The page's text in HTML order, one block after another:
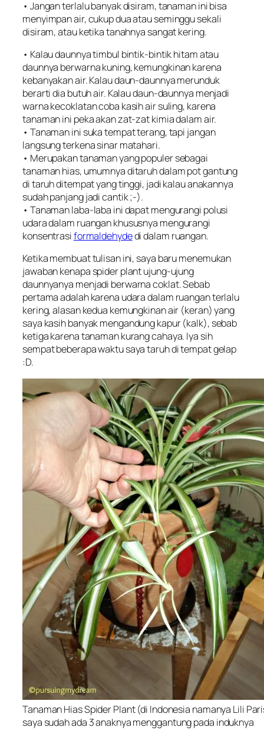
• Jangan terlalu banyak disiram, tanaman ini bisa
menyimpan air, cukup dua atau seminggu sekali
disiram, atau ketika tanahnya sangat kering.
• Kalau daunnya timbul bintik-bintik hitam atau
daunnya berwarna kuning, kemungkinan karena
kebanyakan air. Kalau daun-daunnya merunduk
berarti dia butuh air. Kalau daun-daunnya menjadi
warna kecoklatan coba kasih air suling, karena
tanaman ini peka akan zat-zat kimia dalam air.
• Tanaman ini suka tempat terang, tapi jangan
langsung terkena sinar matahari.
• Merupakan tanaman yang populer sebagai
tanaman hias, umumnya ditaruh dalam pot gantung
di taruh ditempat yang tinggi, jadi kalau anakannya
sudah panjang jadi cantik ;-).
• Tanaman laba-laba ini dapat mengurangi polusi
udara dalam ruangan khususnya mengurangi
konsentrasiformaldehydedi dalam ruangan.
Ketika membuat tulisan ini, saya baru menemukan
jawaban kenapa spider plant ujung-ujung
daunnyanya menjadi berwarna coklat. Sebab
pertama adalah karena udara dalam ruangan terlalu
kering, alasan kedua kemungkinan air (keran) yang
saya kasih banyak mengandung kapur (kalk), sebab
ketiga karena tanaman kurang cahaya. Iya sih
sempat beberapa waktu saya taruh di tempat gelap
:D.
Tanaman Hias Spider Plant (di Indonesia namanya Lili
saya sudah ada 3 anaknya menggantung pada induknya